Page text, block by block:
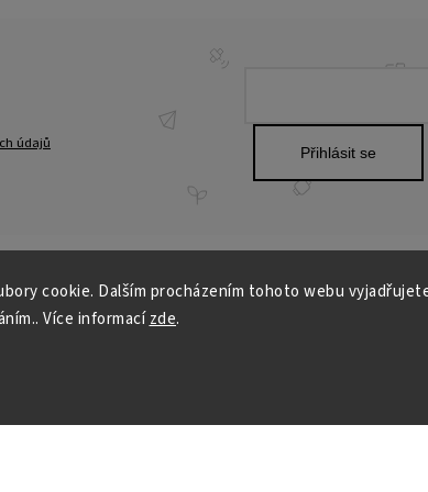
cookie. Dalším procházením tohoto webu
Více informacízde.
Jak správně zajíždět
údajů
Přihlásit se